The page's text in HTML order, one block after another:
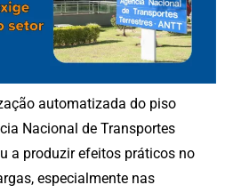
automatizada do piso
Nacional de Transportes
a produzir efeitos práticos no
especialmente nas